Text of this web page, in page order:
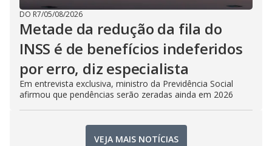
DO R7/05/08/2026
Metade da redução da fila do
INSS é de benefícios indeferidos
por erro, diz especialista
Em entrevista exclusiva, ministro da Previdência Social
afirmou que pendências serão zeradas ainda em 2026
VEJA MAIS NOTÍCIAS